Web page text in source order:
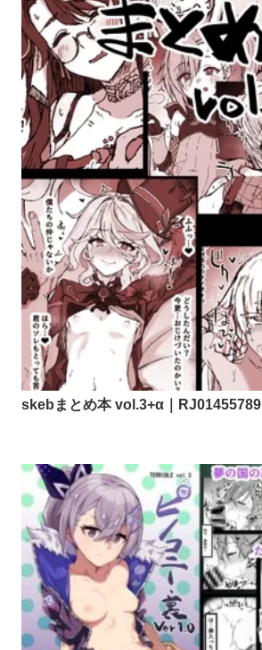
skebまとめ本 vol.3+α｜RJ01455789